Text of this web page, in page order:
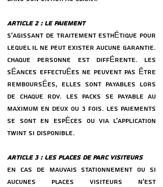
ARTICLE 2 : LE PAIEMENT
S’AGISSANT DE TRAITEMENT ESTHÉTIQUE POUR
LEQUEL IL NE PEUT EXISTER AUCUNE GARANTIE.
CHAQUE PERSONNE EST DIFFÉRENTE. LES
SÉANCES EFFECTUÉES NE PEUVENT PAS ÊTRE
REMBOURSÉES, ELLES SONT PAYABLES LORS
DE CHAQUE RDV. LES PACKS SE PAYABLE AU
MAXIMUM EN DEUX OU 3 FOIS. LES PAIEMENTS
SE SONT EN ESPÈCES OU VIA L’APPLICATION
TWINT SI DISPONIBLE.
ARTICLE 3 : LES PLACES DE PARC VISITEURS
EN CAS DE MAUVAIS STATIONNEMENT OU SI
AUCUNES PLACES VISITEURS N’EST